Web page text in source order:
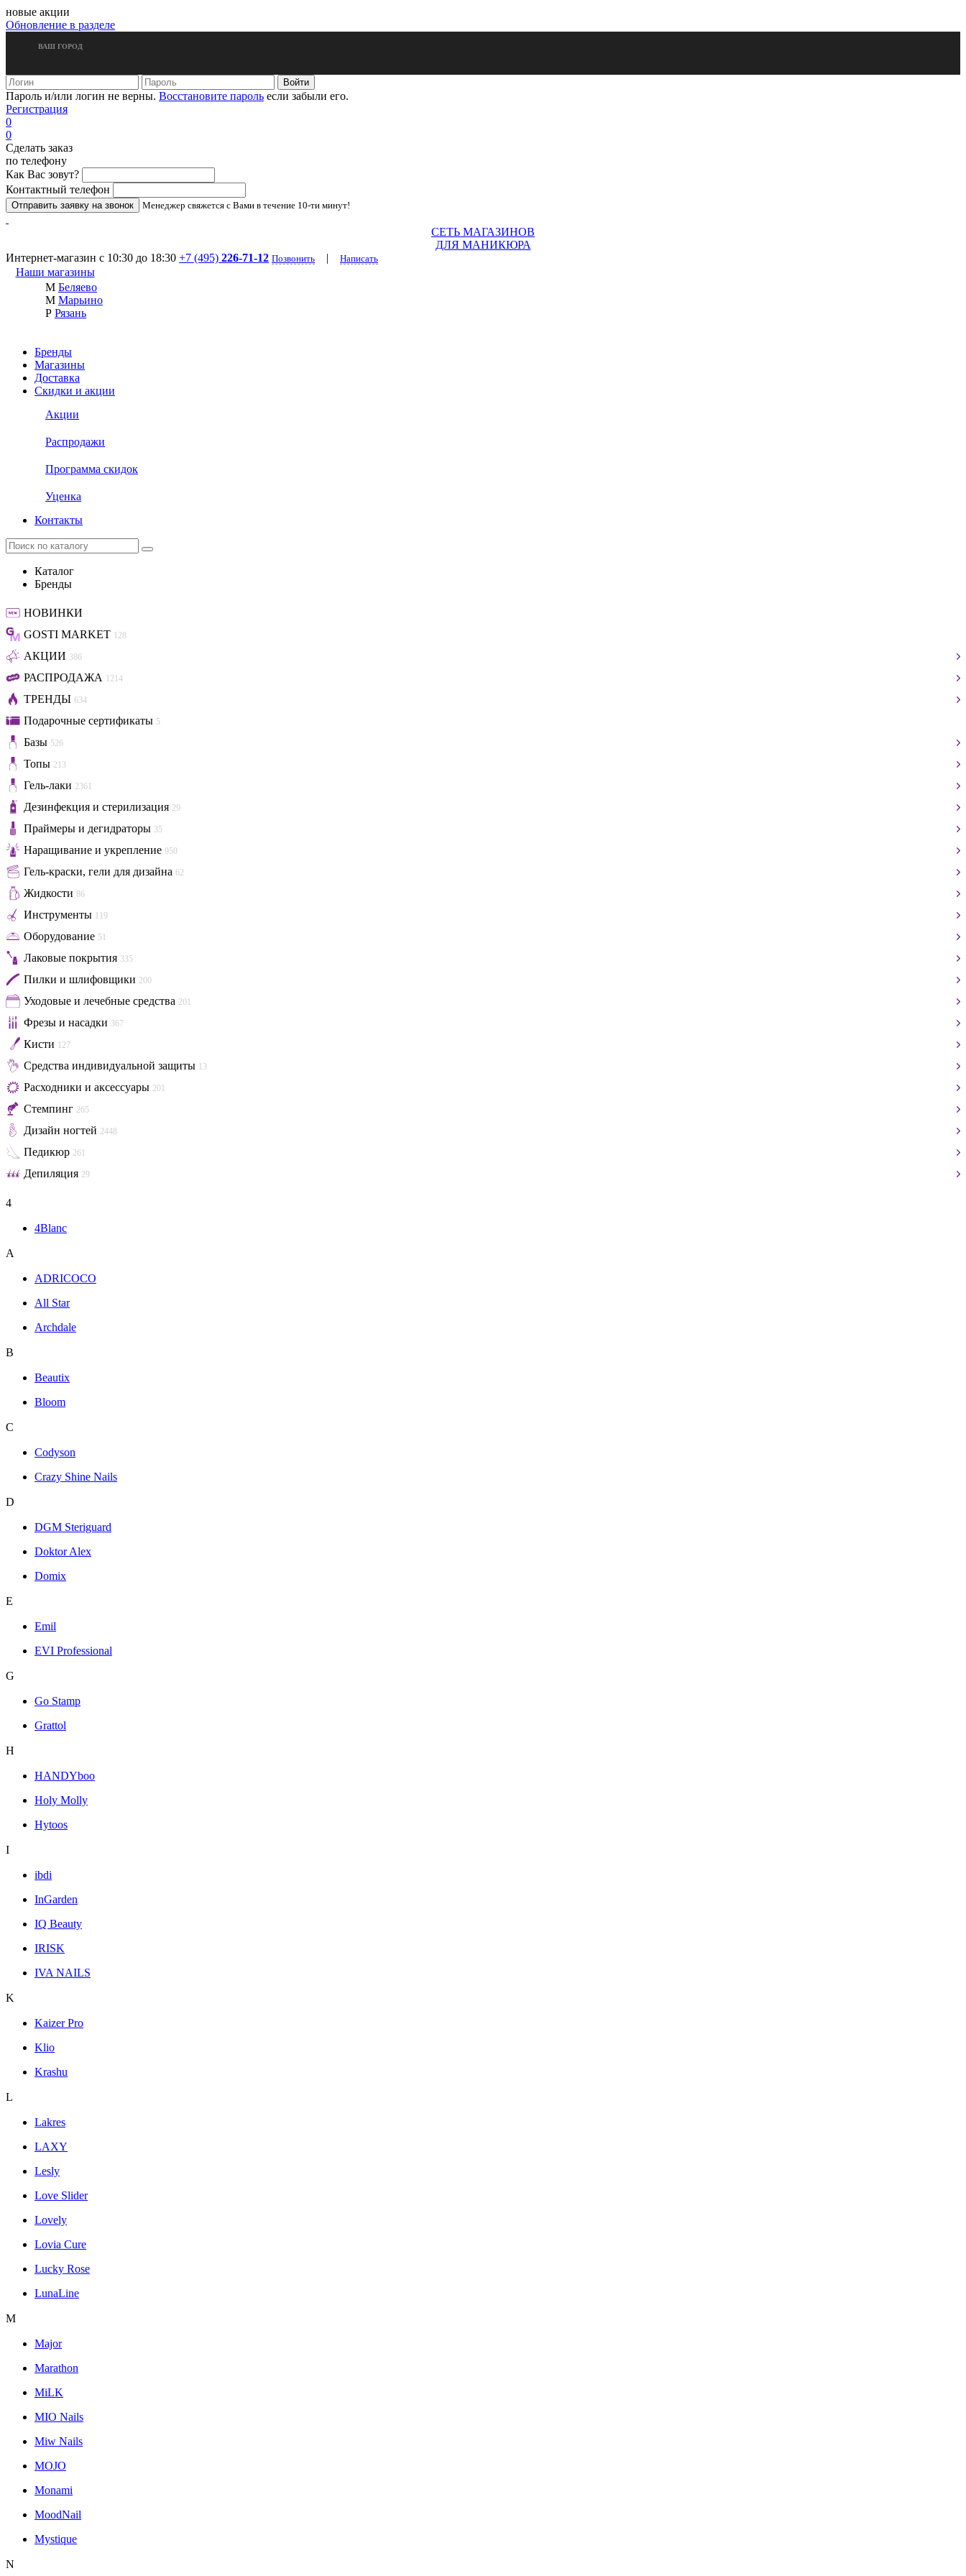
новые акции
Обновление в разделе
ВАШ ГОРОД
Пароль и/или логин не верны. Восстановите пароль если забыли его.
Регистрация
0
0
Сделать заказ
по телефону
Как Вас зовут?
Контактный телефон
Менеджер свяжется с Вами в течение 10-ти минут!
СЕТЬ МАГАЗИНОВ
ДЛЯ МАНИКЮРА
Интернет-магазин с 10:30 до 18:30 +7 (495) 226-71-12 Позвонить | Написать
Наши магазины
М Беляево
М Марьино
Р Рязань
Бренды
Магазины
Доставка
Скидки и акции
Акции
Распродажи
Программа скидок
Уценка
Контакты
Каталог
Бренды
НОВИНКИ
GOSTI MARKET 128
АКЦИИ 386
РАСПРОДАЖА 1214
ТРЕНДЫ 634
Подарочные сертификаты 5
Базы 526
Топы 213
Гель-лаки 2361
Дезинфекция и стерилизация 29
Праймеры и дегидраторы 35
Наращивание и укрепление 950
Гель-краски, гели для дизайна 62
Жидкости 86
Инструменты 119
Оборудование 51
Лаковые покрытия 335
Пилки и шлифовщики 200
Уходовые и лечебные средства 201
Фрезы и насадки 367
Кисти 127
Средства индивидуальной защиты 13
Расходники и аксессуары 201
Стемпинг 265
Дизайн ногтей 2448
Педикюр 261
Депиляция 29
4
4Blanc
A
ADRICOCO
All Star
Archdale
B
Beautix
Bloom
C
Codyson
Crazy Shine Nails
D
DGM Steriguard
Doktor Alex
Domix
E
Emil
EVI Professional
G
Go Stamp
Grattol
H
HANDYboo
Holy Molly
Hytoos
I
ibdi
InGarden
IQ Beauty
IRISK
IVA NAILS
K
Kaizer Pro
Klio
Krashu
L
Lakres
LAXY
Lesly
Love Slider
Lovely
Lovia Cure
Lucky Rose
LunaLine
M
Major
Marathon
MiLK
MIO Nails
Miw Nails
MOJO
Monami
MoodNail
Mystique
N